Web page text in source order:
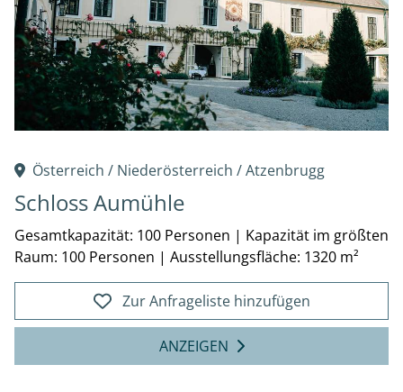
Österreich / Niederösterreich /Atzenbrugg
Schloss Aumühle
Gesamtkapazität: 100 Personen | Kapazität im größten
Raum: 100 Personen | Ausstellungsfläche: 1320 m²
Zur Anfrageliste hinzufügen
ANZEIGEN